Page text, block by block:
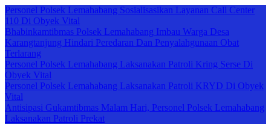
Personel Polsek Lemahabang Sosialisasikan Layanan Call Center
110 Di Obyek Vital
Bhabinkamtibmas Polsek Lemahabang Imbau Warga Desa
Karangtanjung Hindari Peredaran Dan Penyalahgunaan Obat
Terlarang
Personel Polsek Lemahabang Laksanakan Patroli Kring Serse Di
Obyek Vital
Personel Polsek Lemahabang Laksanakan Patroli KRYD Di Obyek
Vital
Antisipasi Gukamtibmas Malam Hari, Personel Polsek Lemahabang
Laksanakan Patroli Prekat